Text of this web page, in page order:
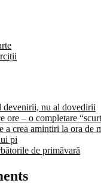
devenirii, nu al dovedirii
ore – o completare
a crea amintiri la ora de
pi
de primăvară